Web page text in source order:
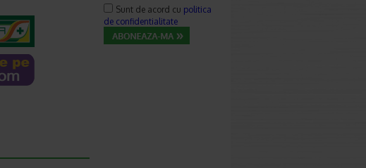
Sunt de acord cu politica
de confidentialitate